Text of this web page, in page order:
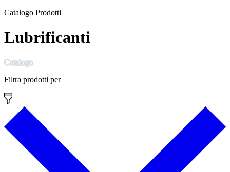
Catalogo Prodotti
Lubrificanti
Catalogo
Filtra prodotti per